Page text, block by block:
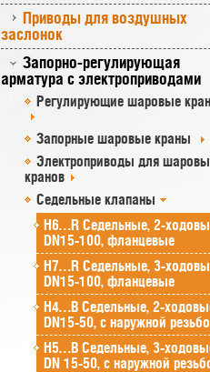
Приводы для воздушных
заслонок
Запорно-регулирующая
арматура с электроприводами
Регулирующие шаровые
Запорные шаровые краны
Электроприводы для
кранов
Седельные клапаны
H6…R Седельные, 2-
DN15-100, фланцевые
H7…R Седельные, 3-
DN15-100, фланцевые
H4…B Седельные, 2-
DN15-50, с наружной
H5…B Седельные, 3-
DN 15-50, с наружной